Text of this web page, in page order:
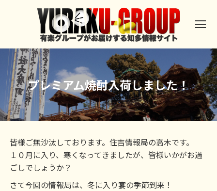
プレミアム焼酎入荷しました！
皆様ご無沙汰しております。住吉情報局の高木です。
１０月に入り、寒くなってきましたが、皆様いかがお過
ごしでしょうか？
さて今回の情報局は、冬に入り宴の季節到来！